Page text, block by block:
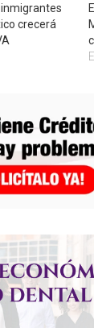
inmigrantes
crecerá